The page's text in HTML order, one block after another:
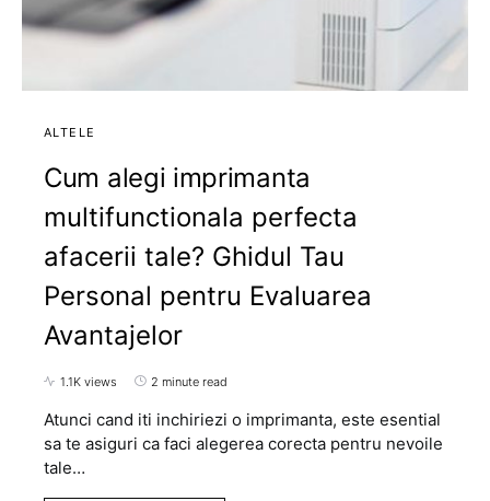
ALTELE
Cum alegi imprimanta
multifunctionala perfecta
afacerii tale? Ghidul Tau
Personal pentru Evaluarea
Avantajelor
1.1K views 2 minute read
Atunci cand iti inchiriezi o imprimanta, este esential
sa te asiguri ca faci alegerea corecta pentru nevoile
tale…